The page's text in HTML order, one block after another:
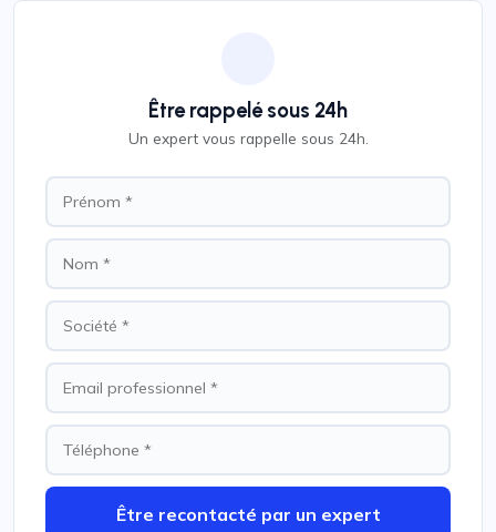
Être rappelé sous 24h
Un expert vous rappelle sous 24h.
Être recontacté par un expert